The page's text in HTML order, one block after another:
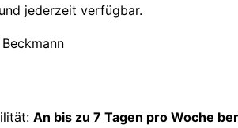
jederzeit verfügbar.
An bis zu 7 Tagen pro Woche